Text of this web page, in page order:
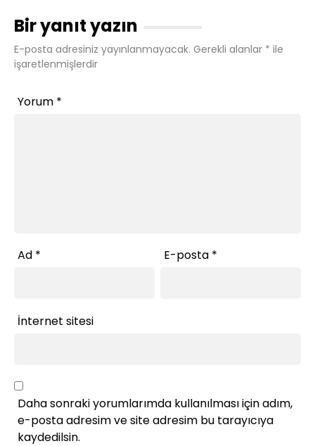
Bir yanıt yazın
E-posta adresiniz yayınlanmayacak. Gerekli alanlar * ile
işaretlenmişlerdir
Yorum *
Ad * E-posta *
İnternet sitesi
Daha sonraki yorumlarımda kullanılması için adım,
e-posta adresim ve site adresim bu tarayıcıya
kaydedilsin.